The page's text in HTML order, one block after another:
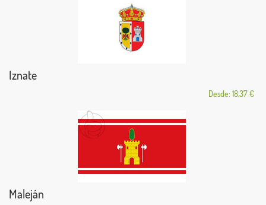
Iznate
Desde: 18,37 €
Maleján